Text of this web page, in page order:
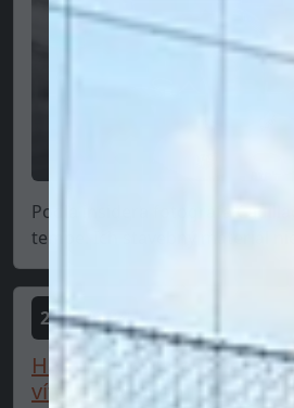
Podľa insidera fotografa
tempe. Ich stavebný materiál nie
2025-06-24
Hamilton: "Na budúci rok
víťazné auto od tímu!"